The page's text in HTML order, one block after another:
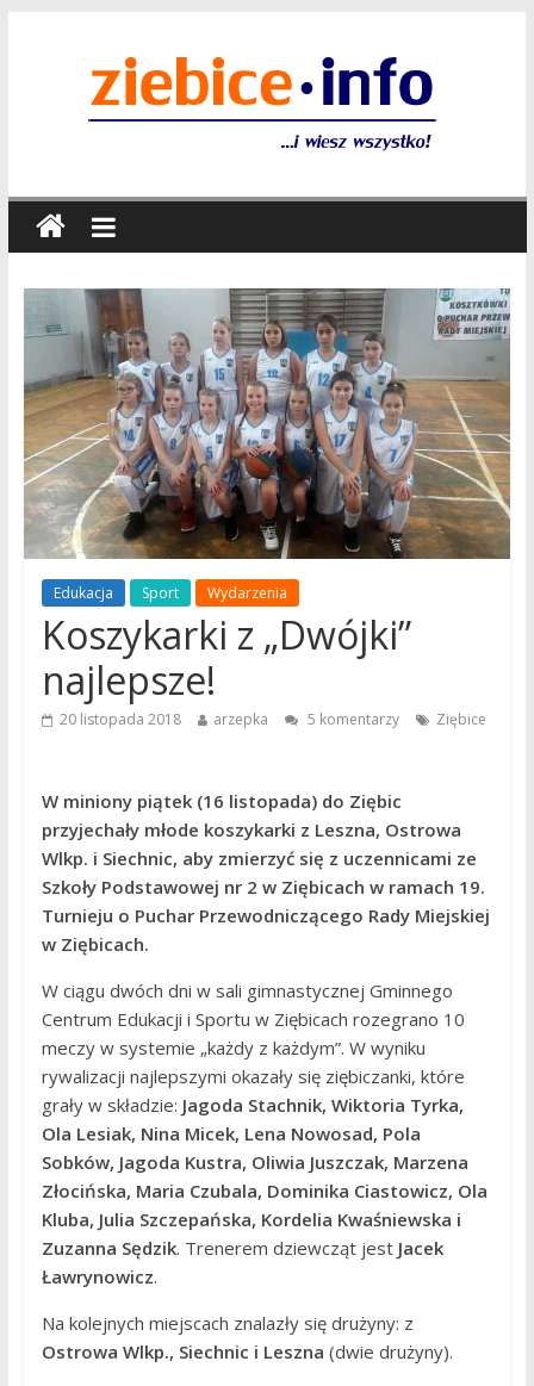
Edukacja Sport Wydarzenia
Koszykarki z „Dwójki”
najlepsze!
20 listopada 2018 arzepka 5 komentarzy Ziębice
W miniony piątek (16 listopada) do Ziębic
przyjechały młode koszykarki z Leszna, Ostrowa
Wlkp. i Siechnic, aby zmierzyć się z uczennicami ze
Szkoły Podstawowej nr 2 w Ziębicach w ramach 19.
Turnieju o Puchar Przewodniczącego Rady Miejskiej
w Ziębicach.
W ciągu dwóch dni w sali gimnastycznej Gminnego
Centrum Edukacji i Sportu w Ziębicach rozegrano 10
meczy w systemie „każdy z każdym”. W wyniku
rywalizacji najlepszymi okazały się ziębiczanki, które
grały w składzie: Jagoda Stachnik, Wiktoria Tyrka,
Ola Lesiak, Nina Micek, Lena Nowosad, Pola
Sobków, Jagoda Kustra, Oliwia Juszczak, Marzena
Złocińska, Maria Czubala, Dominika Ciastowicz, Ola
Kluba, Julia Szczepańska, Kordelia Kwaśniewska i
Zuzanna Sędzik. Trenerem dziewcząt jestJacek
Ławrynowicz.
Na kolejnych miejscach znalazły się drużyny: z
Ostrowa Wlkp., Siechnic i Leszna (dwie drużyny).